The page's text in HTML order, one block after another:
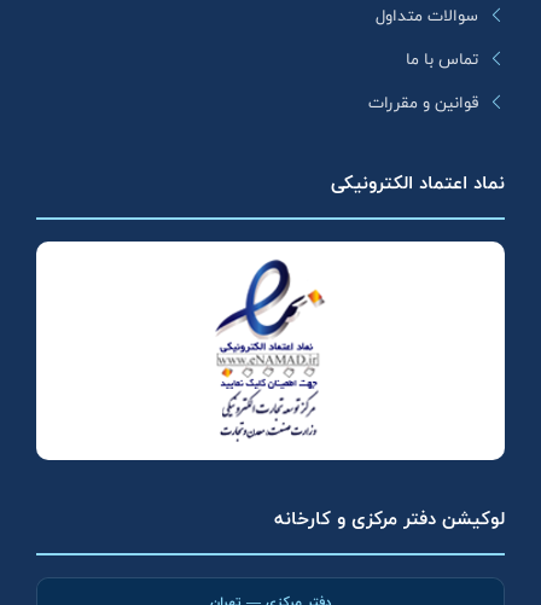
سوالات متداول
تماس با ما
قوانین و مقررات
نماد اعتماد الکترونیکی
لوکیشن دفتر مرکزی و کارخانه